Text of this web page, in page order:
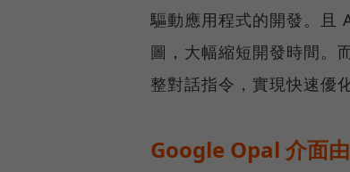
驅動應用程式的開發。且
圖，大幅縮短開發時間。
整對話指令，實現快速優化
Google Opal 介面